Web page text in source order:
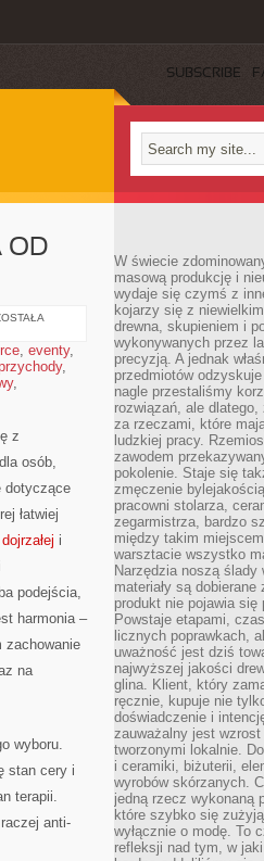
SUBSCRIBE
OD
PRZECIWTRĄDZIKOWE
, eventy,
,
,
z
osób,
dotyczące
łatwiej
i
podejścia,
harmonia –
zachowanie
na
wyboru.
stan cery i
terapii.
anti-
W świecie
masową produkcję i
wydaje się czymś z
kojarzy się z
drewna, skupieniem i
wykonywanych przez
precyzją. A jednak
przedmiotów
nagle przestaliśmy
rozwiązań, ale
za rzeczami, które
ludzkiej pracy.
zawodem
pokolenie. Staje się
zmęczenie
pracowni stolarza,
zegarmistrza, bardzo
między takim
warsztacie wszystko
Narzędzia noszą ślady
materiały są
produkt nie pojawia
Powstaje etapami,
licznych poprawkach,
uważność jest dziś
najwyższej jakości
glina. Klient, który
ręcznie, kupuje nie
doświadczenie i
zauważalny jest
tworzonymi lokalnie.
i ceramiki, biżuterii,
wyrobów skórzanych.
jedną rzecz wykonaną
które szybko się
wyłącznie o modę. To
refleksji nad tym, w